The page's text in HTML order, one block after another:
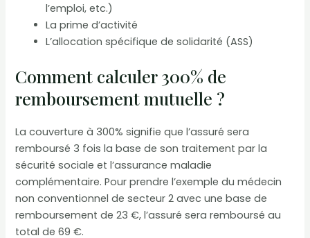
l’emploi, etc.)
La prime d’activité
L’allocation spécifique de solidarité (ASS)
Comment calculer 300% de
remboursement mutuelle ?
La couverture à 300% signifie que l’assuré sera
remboursé 3 fois la base de son traitement par la
sécurité sociale et l’assurance maladie
complémentaire. Pour prendre l’exemple du médecin
non conventionnel de secteur 2 avec une base de
remboursement de 23 €, l’assuré sera remboursé au
total de 69 €.